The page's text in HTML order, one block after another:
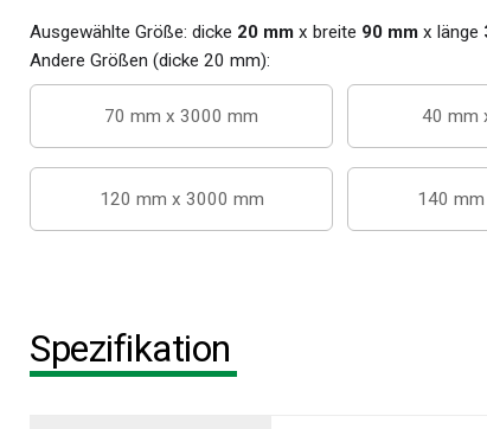
Ausgewählte Größe: dicke 20 mm x breite 90 mm x länge
Andere Größen (dicke 20 mm):
70 mm x 3000 mm 40 mm
120 mm x 3000 mm 140
Spezifikation